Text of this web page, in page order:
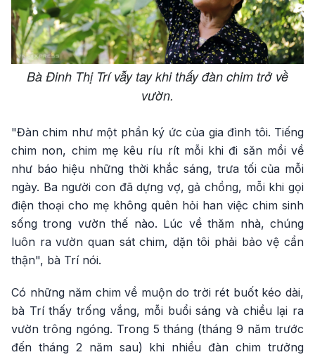
Bà Đinh Thị Trí vẫy tay khi thấy đàn chim trở về
vườn.
"Đàn chim như một phần ký ức của gia đình tôi. Tiếng
chim non, chim mẹ kêu ríu rít mỗi khi đi săn mồi về
như báo hiệu những thời khắc sáng, trưa tối của mỗi
ngày. Ba người con đã dựng vợ, gả chồng, mỗi khi gọi
điện thoại cho mẹ không quên hỏi han việc chim sinh
sống trong vườn thế nào. Lúc về thăm nhà, chúng
luôn ra vườn quan sát chim, dặn tôi phải bảo vệ cẩn
thận", bà Trí nói.
Có những năm chim về muộn do trời rét buốt kéo dài,
bà Trí thấy trống vắng, mỗi buổi sáng và chiều lại ra
vườn trông ngóng. Trong 5 tháng (tháng 9 năm trước
đến tháng 2 năm sau) khi nhiều đàn chim trưởng